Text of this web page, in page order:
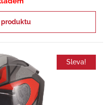
produktu
Sleva!